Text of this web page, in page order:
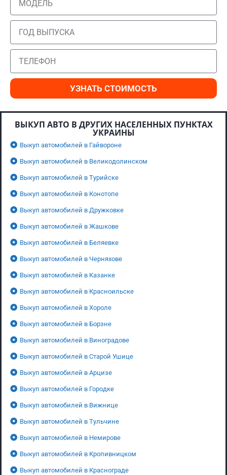
УЗНАТЬ СТОИМОСТЬ
ВЫКУП АВТО В ДРУГИХ НАСЕЛЕННЫХ ПУНКТАХ
УКРАИНЫ
Выкуп автомобилей в Гайвороне
Выкуп автомобилей в Великодолинском
Выкуп автомобилей в Турийске
Выкуп автомобилей в Конотопе
Выкуп автомобилей в Дружковке
Выкуп автомобилей в Жашкове
Выкуп автомобилей в Беляевке
Выкуп автомобилей в Черняхове
Выкуп автомобилей в Казанке
Выкуп автомобилей в Красноильске
Выкуп автомобилей в Хороле
Выкуп автомобилей в Борзне
Выкуп автомобилей в Виноградове
Выкуп автомобилей в Старой Ушице
Выкуп автомобилей в Арцизе
Выкуп автомобилей в Городке
Выкуп автомобилей в Вижнице
Выкуп автомобилей в Тульчине
Выкуп автомобилей в Немирове
Выкуп автомобилей в Кропивницком
Выкуп автомобилей в Краснограде